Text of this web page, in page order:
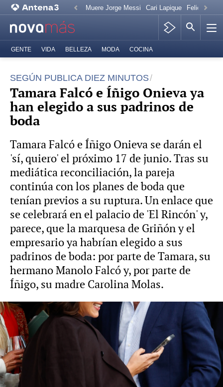
Muere Jorge Messi Cari Lapique Felicitación
GENTE VIDA BELLEZA MODA COCINA
SEGÚN PUBLICA DIEZ MINUTOS
Tamara Falcó e Íñigo Onieva ya
han elegido a sus padrinos de
boda
Tamara Falcó e Íñigo Onieva se darán el
'sí, quiero' el próximo 17 de junio. Tras su
mediática reconciliación, la pareja
continúa con los planes de boda que
tenían previos a su ruptura. Un enlace que
se celebrará en el palacio de 'El Rincón' y,
parece, que la marquesa de Griñón y el
empresario ya habrían elegido a sus
padrinos de boda: por parte de Tamara, su
hermano Manolo Falcó y, por parte de
Íñigo, su madre Carolina Molas.
Íñigo Onieva asegura que "todos" apuestan
por su relación con Tamara Falcó: ¿incluida
Isabel Preysler?